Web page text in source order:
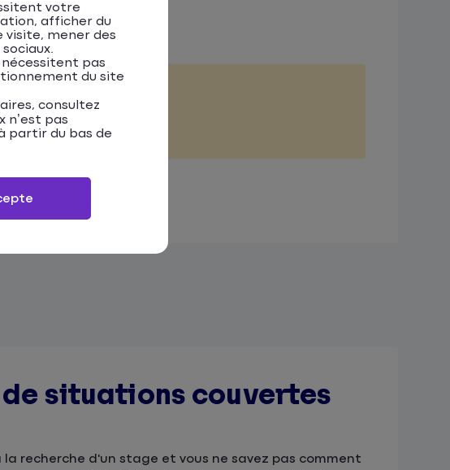
situations couvertes
la recherche d'un stage et vous ne savez pas comment
votre
afficher du
visite, mener des
pas
du site
consultez
n’est pas
partir du bas de